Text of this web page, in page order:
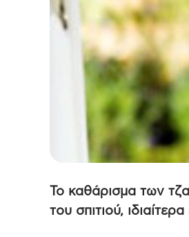
Το καθάρισμα των
του σπιτιού,